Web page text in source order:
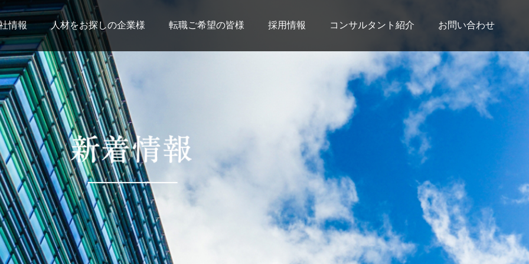
情報 人材をお探しの企業様 転職ご希望の皆様 採用情報 コンサルタント紹介 お問い合わせ